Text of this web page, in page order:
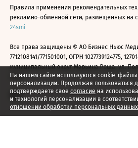
На нашем сайте используются cookie-файлы
персонализации. Продолжая пользоваться
подтверждаете свое согласие на
и технологий персонализации в
отношении обработки персональных
Правила применения рекомендательных
рекламно-обменной сети, размещенных на
24smi
Все права защищены © АО Бизнес Ньюс
7712108141/771501001, ОГРН 1027739124775,
муниципальный округ Марьина Роща, ул.
2026